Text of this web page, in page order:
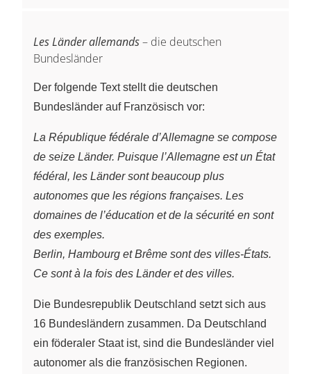
Les Länder allemands– die deutschen
Bundesländer
Der folgende Text stellt die deutschen
Bundesländer auf Französisch vor:
La République fédérale d’Allemagne se compose
de seize Länder. Puisque l’Allemagne est un État
fédéral, les Länder sont beaucoup plus
autonomes que les régions françaises. Les
domaines de l’éducation et de la sécurité en sont
des exemples.
Berlin, Hambourg et Brême sont des villes-États.
Ce sont à la fois des Länder et des villes.
Die Bundesrepublik Deutschland setzt sich aus
16 Bundesländern zusammen. Da Deutschland
ein föderaler Staat ist, sind die Bundesländer viel
autonomer als die französischen Regionen.